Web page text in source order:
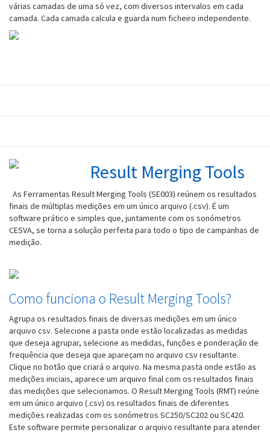
várias camadas de uma só vez, com diversos intervalos em cada
camada. Cada camada calcula e guarda num ficheiro independente.
Result Merging Tools
As Ferramentas Result Merging Tools (SE003) reúnem os resultados
finais de múltiplas medições em um único arquivo (.csv). É um
software prático e simples que, juntamente com os sonómetros
CESVA, se torna a solução perfeita para todo o tipo de campanhas de
medição.
Como funciona o Result Merging Tools?
Agrupa os resultados finais de diversas medições em um único
arquivo csv. Selecione a pasta onde estão localizadas as medidas
que deseja agrupar, selecione as medidas, funções e ponderação de
frequência que deseja que apareçam no arquivo csv resultante.
Clique no botão que criará o arquivo. Na mesma pasta onde estão as
medições iniciais, aparece um arquivo final com os resultados finais
das medições que selecionamos. O Result Merging Tools (RMT) reúne
em um único arquivo (.csv) os resultados finais de diferentes
medições realizadas com os sonómetros SC250/SC202 ou SC420.
Este software permite personalizar o arquivo resultante para atender